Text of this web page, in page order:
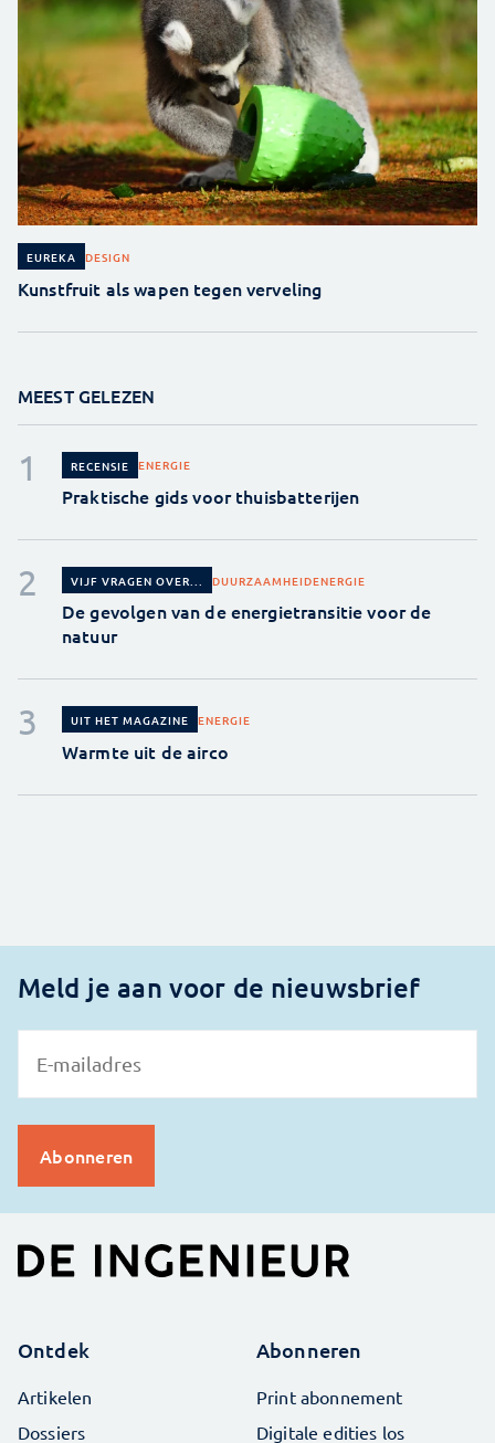
EUREKA DESIGN
Kunstfruit als wapen tegen verveling
MEEST GELEZEN
RECENSIE ENERGIE
Praktische gids voor thuisbatterijen
VIJF VRAGEN OVER... DUURZAAMHEIDENERGIE
De gevolgen van de energietransitie voor de
natuur
UIT HET MAGAZINE ENERGIE
Warmte uit de airco
Meld je aan voor de nieuwsbrief
Ontdek
Artikelen
Dossiers
Abonneren
Print abonnement
Digitale edities los